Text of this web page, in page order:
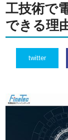
工技術で
できる理
twitter